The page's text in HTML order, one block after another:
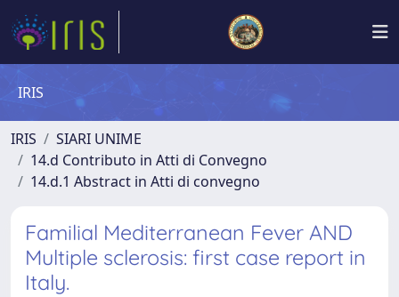
IRIS
IRIS
SIARI UNIME
14.d Contributo in Atti di Convegno
14.d.1 Abstract in Atti di convegno
Familial Mediterranean Fever AND
Multiple sclerosis: first case report in
Italy.